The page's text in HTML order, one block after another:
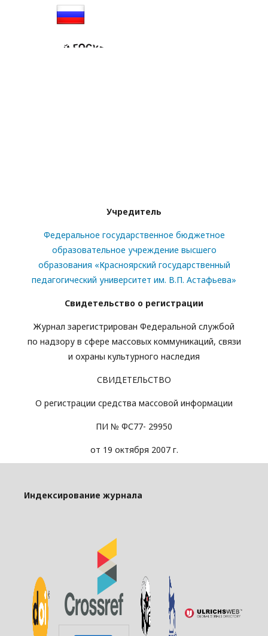
Учредитель
Федеральное государственное бюджетное
образовательное учреждение высшего
образования «Красноярский государственный
педагогический университет им. В.П. Астафьева»
Свидетельство о регистрации
Журнал зарегистрирован Федеральной службой
по надзору в сфере массовых коммуникаций, связи
и охраны культурного наследия
СВИДЕТЕЛЬСТВО
О регистрации средства массовой информации
ПИ № ФС77- 29950
от 19 октября 2007 г.
Индексирование журнала